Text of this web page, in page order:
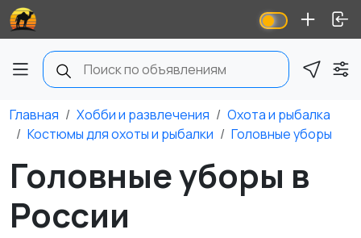
Главная Хобби и развлечения
Охота и рыбалка
Костюмы для охоты и рыбалки
Головные уборы
Головные уборы в
России